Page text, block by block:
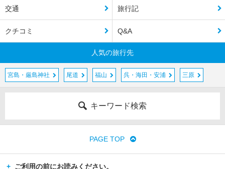
交通 旅行記
クチコミ Q&A
人気の旅行先
宮島・厳島神社 尾道 福山 呉・海田・安浦 三原
キーワード検索
PAGE TOP
ご利用の前にお読みください。